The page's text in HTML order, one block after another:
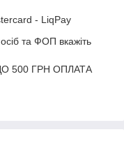
- LiqPay
та ФОП вкажіть
500 ГРН ОПЛАТА